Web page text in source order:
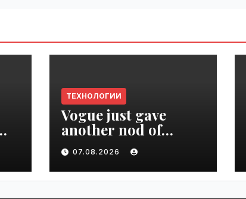
ТЕХНОЛОГИИ
Vogue just gave
another nod of
approval to the tech
world | VseTime.ru
07.08.2026